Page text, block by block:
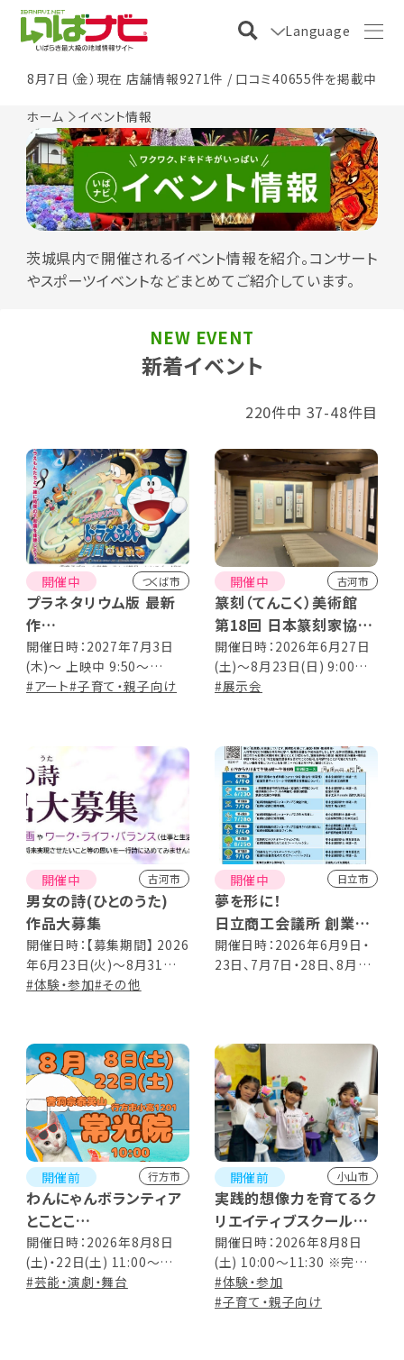
Language
8月7日（金）現在 店舗情報9271件 / 口コミ40655件を掲載中
ホーム イベント情報
茨城県内で開催されるイベント情報を紹介。コンサート
やスポーツイベントなどまとめてご紹介しています。
新着イベント
NEW EVENT
220件中 37-48件目
開催中 つくば市
プラネタリウム版 最新
作
こども番組「プラネタリ
ウム ドラえもん 時間の
ひみつ」
開催日時：2027年7月3日
(木)～ 上映中 9:50～
17:00(最終入館16:30)
#アート#子育て・親子向け
開催中 古河市
篆刻（てんこく）美術館
第18回 日本篆刻家協会
役員展
開催日時：2026年6月27日
(土)～8月23日(日) 9:00～
17:00 ※入館は16:30まで
#展示会
開催中 古河市
男女の詩(ひとのうた)
作品大募集
開催日時：【募集期間】 2026
年6月23日(火)～8月31日
(月) ※当日消印有効
#体験・参加#その他
開催中 日立市
夢を形に！
日立商工会議所 創業塾
2026 受講生募集
開催日時：2026年6月9日・
23日、7月7日・28日、8月4
開催前 行方市
わんにゃんボランティア
とことこ
保護猫譲渡会
開催日時：2026年8月8日
(土)・22日(土) 11:00～
14:00
#芸能・演劇・舞台
開催前 小山市
実践的想像力を育てるク
リエイティブスクール
スコップスクール親子体
験教室
開催日時：2026年8月8日
(土) 10:00～11:30 ※完全
予約制
#体験・参加
#子育て・親子向け